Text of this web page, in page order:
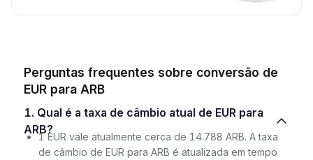
Perguntas frequentes sobre conversão de
EUR para ARB
1. Qual é a taxa de câmbio atual de EUR para
ARB?
1 EUR vale atualmente cerca de 14.788 ARB. A taxa
de câmbio de EUR para ARB é atualizada em tempo